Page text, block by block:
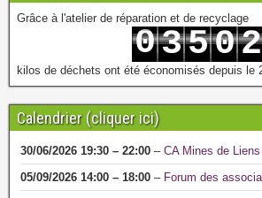
Grâce à l'atelier de réparation et de recyclage
0
1
3
4
5
6
0
1
2
3
kilos de déchets ont été économisés depuis le
Calendrier (cliquer ici)
30/06/2026 19:30 – 22:00 – CA Mines de Liens
05/09/2026 14:00 – 18:00 – Forum des